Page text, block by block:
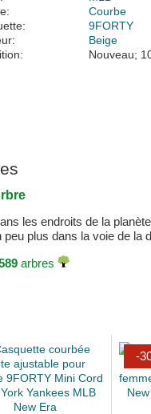
Courbe
9FORTY
Beige
Nouveau;
les endroits de la
plus dans la voie de la
arbres
-